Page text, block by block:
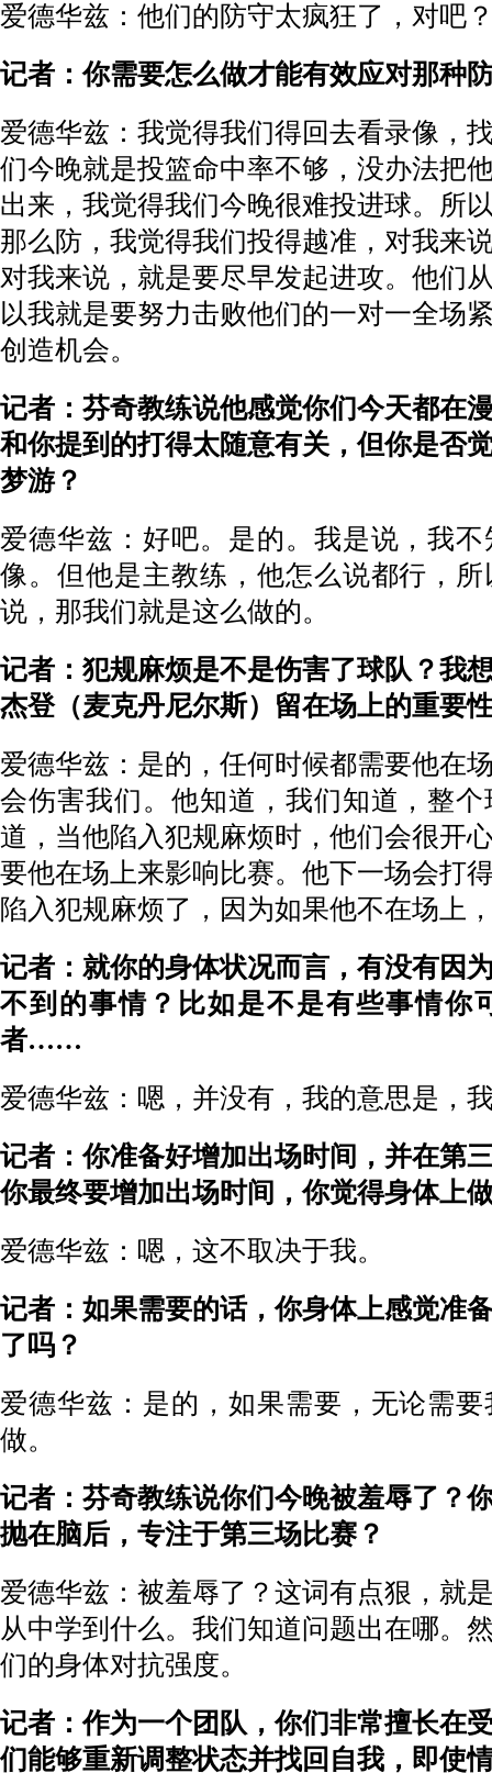
爱德华兹：他们的防守太疯狂了，对吧
记者：你需要怎么做才能有效应对那种
爱德华兹：我觉得我们得回去看录像，
们今晚就是投篮命中率不够，没办法把
出来，我觉得我们今晚很难投进球。所
那么防，我觉得我们投得越准，对我来
对我来说，就是要尽早发起进攻。他们
以我就是要努力击败他们的一对一全场
创造机会。
记者：芬奇教练说他感觉你们今天都在
和你提到的打得太随意有关，但你是否
梦游？
爱德华兹：好吧。是的。我是说，我
像。但他是主教练，他怎么说都行，
说，那我们就是这么做的。
记者：犯规麻烦是不是伤害了球队？我
杰登（麦克丹尼尔斯）留在场上的重要
爱德华兹：是的，任何时候都需要他在
会伤害我们。他知道，我们知道，整
道，当他陷入犯规麻烦时，他们会很开
要他在场上来影响比赛。他下一场会打
陷入犯规麻烦了，因为如果他不在场上
记者：就你的身体状况而言，有没有因
不到的事情？比如是不是有些事情你
者……
爱德华兹：嗯，并没有，我的意思是，
记者：你准备好增加出场时间，并在第
你最终要增加出场时间，你觉得身体上
爱德华兹：嗯，这不取决于我。
记者：如果需要的话，你身体上感觉准
了吗？
爱德华兹：是的，如果需要，无论需
做。
记者：芬奇教练说你们今晚被羞辱了？
抛在脑后，专注于第三场比赛？
爱德华兹：被羞辱了？这词有点狠，就
从中学到什么。我们知道问题出在哪。
们的身体对抗强度。
记者：作为一个团队，你们非常擅长在
们能够重新调整状态并找回自我，即使